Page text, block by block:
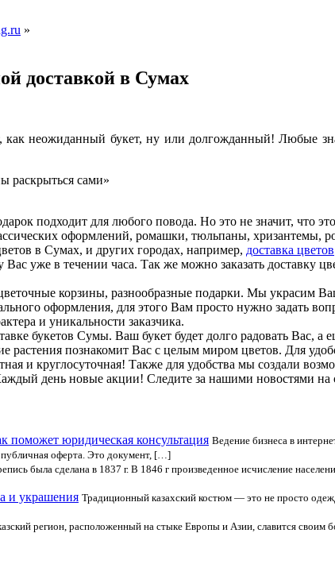
»
доставкой в Сумах
неожиданный букет, ну или долгожданный! Любые
раскрыться сами»
подходит для любого повода. Но это не значит, что
оформлений, ромашки, тюльпаны, хризантемы,
в Сумах, и других городах, например, доставка цветов
Вас уже в течении часа. Так же можно заказать доставку
корзины, разнообразные подарки. Мы
оформления, для этого Вам просто нужно задать
и уникальности заказчика.
букетов Сумы. Ваш букет будет долго радовать
растения познакомит Вас с целым миром цветов. Для
и круглосуточная! Также для удобства мы создали
день новые акции! Следите за нашими новостями на
поможет юридическая консультация Ведение бизнеса в
публичная оферта. Это документ, […]
была сделана в 1837 г. В 1846 г произведенное исчисление
и украшения Традиционный казахский костюм — это не просто
регион, расположенный на стыке Европы и Азии, славится